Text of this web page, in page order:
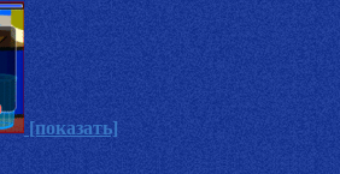
[показать]